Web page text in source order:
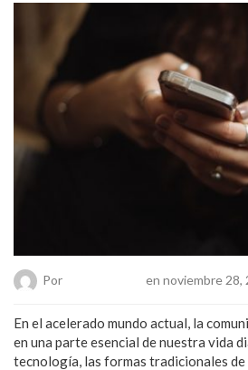
Por en noviembre 28,
En el acelerado mundo actual, la
en una parte esencial de nuestra vida
tecnología, las formas tradicionales de